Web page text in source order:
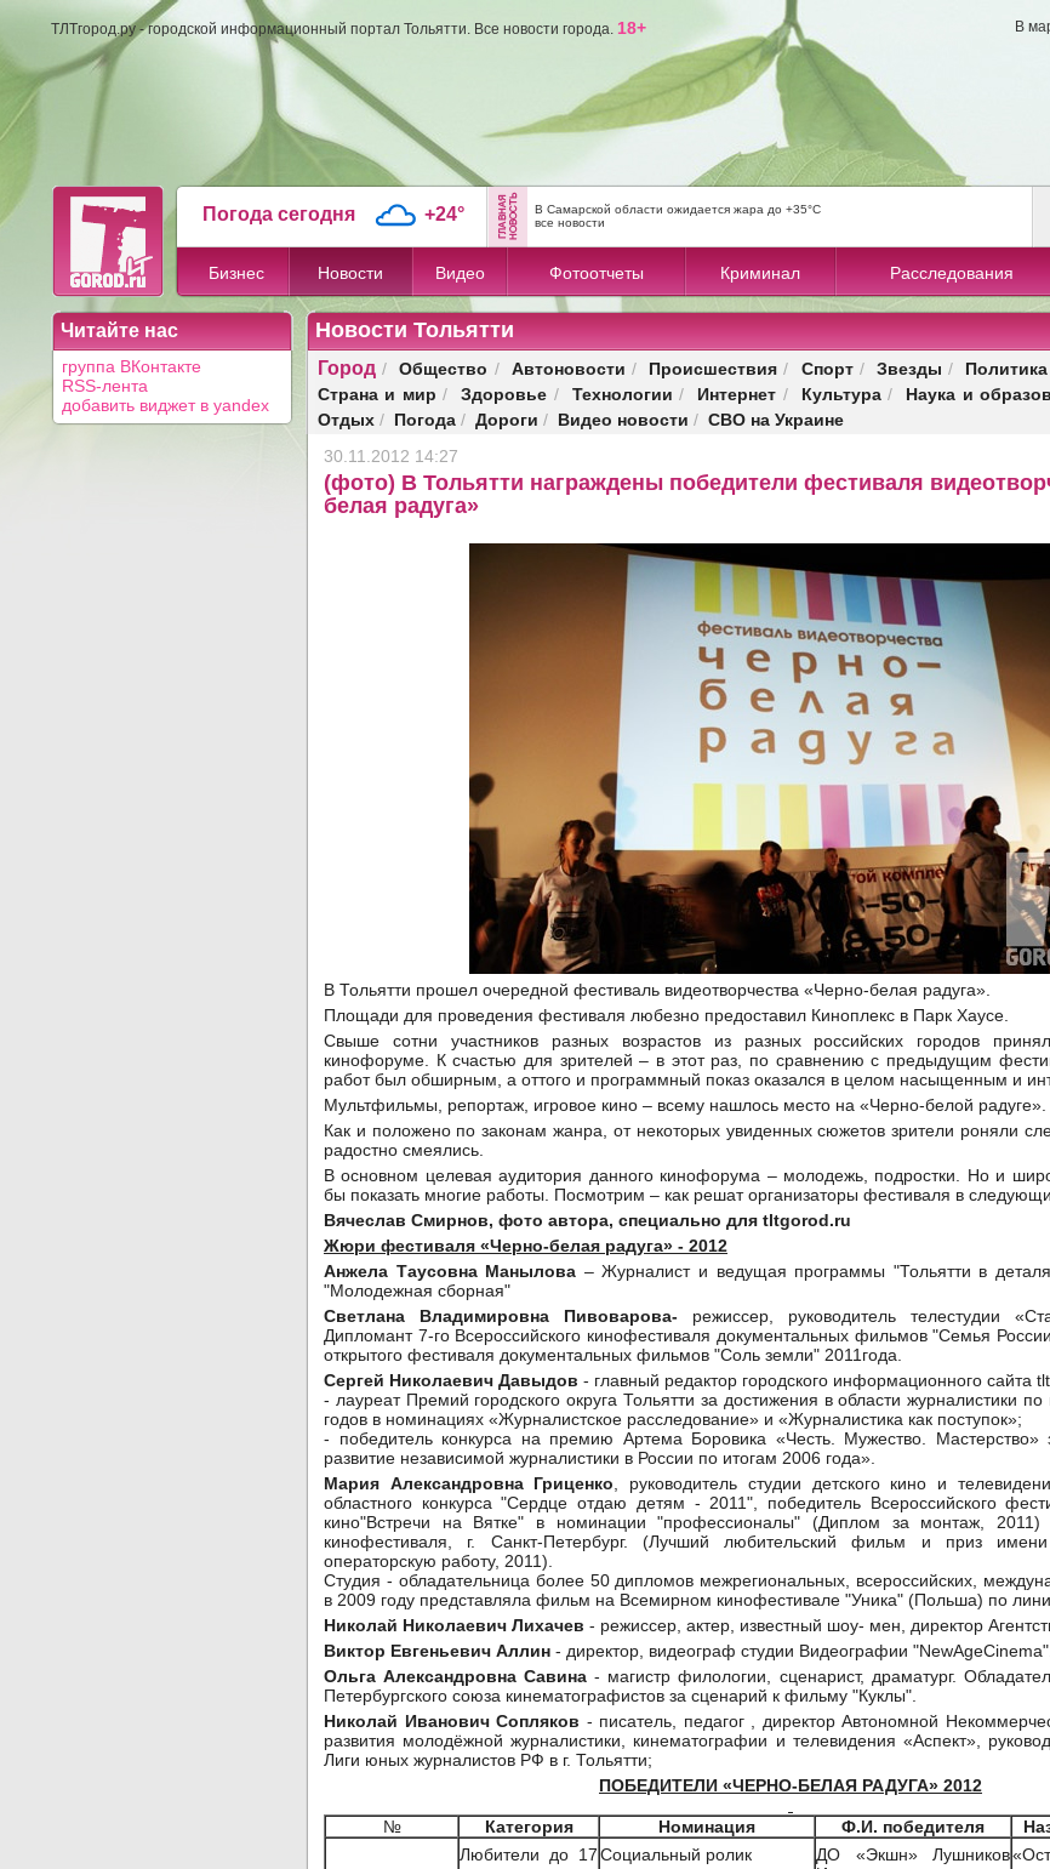
ТЛТгород.ру - городской информационный портал Тольятти. Все новости города. 18+ В
Погода сегодня +24°
В Самарской области ожидается жара до +35°C
все новости
Бизнес Новости Видео Фотоотчеты Криминал Расследования
Читайте нас
группа ВКонтакте
RSS-лента
добавить виджет в yandex
Новости Тольятти
Город / Общество / Автоновости / Происшествия / Спорт/ Звезды / Политика
Страна и мир / Здоровье / Технологии / Интернет / Культура/ Наука и
Отдых / Погода / Дороги / Видео новости / СВО на Украине
30.11.2012 14:27
(фото) В Тольятти награждены победители фестиваля
белая радуга»
В Тольятти прошел очередной фестиваль видеотворчества «Черно-белая радуга».
Площади для проведения фестиваля любезно предоставил Киноплекс в Парк Хаусе.
Свыше сотни участников разных возрастов из разных российских городов
кинофоруме. К счастью для зрителей – в этот раз, по сравнению с предыдущим
работ был обширным, а оттого и программный показ оказался в целом насыщенным и
Мультфильмы, репортаж, игровое кино – всему нашлось место на «Черно-белой радуге».
Как и положено по законам жанра, от некоторых увиденных сюжетов зрители роняли
радостно смеялись.
В основном целевая аудитория данного кинофорума – молодежь, подростки. Но и
бы показать многие работы. Посмотрим – как решат организаторы фестиваля в
Вячеслав Смирнов, фото автора, специально для tltgorod.ru
Жюри фестиваля «Черно-белая радуга» - 2012
Анжела Таусовна Манылова – Журналист и ведущая программы "Тольятти в
"Молодежная сборная"
Светлана Владимировна Пивоварова- режиссер, руководитель телестудии
Дипломант 7-го Всероссийского кинофестиваля документальных фильмов "Семья
открытого фестиваля документальных фильмов "Соль земли" 2011года.
Сергей Николаевич Давыдов - главный редактор городского информационного сайта
- лауреат Премий городского округа Тольятти за достижения в области журналистики
годов в номинациях «Журналистское расследование» и «Журналистика как поступок»;
- победитель конкурса на премию Артема Боровика «Честь. Мужество. Мастерство»
развитие независимой журналистики в России по итогам 2006 года».
Мария Александровна Гриценко , руководитель студии детского кино и
областного конкурса "Сердце отдаю детям - 2011", победитель Всероссийского
кино"Встречи на Вятке" в номинации "профессионалы" (Диплом за монтаж, 2011)
кинофестиваля, г. Санкт-Петербург. (Лучший любительский фильм и приз
операторскую работу, 2011).
Студия - обладательница более 50 дипломов межрегиональных, всероссийских,
в 2009 году представляла фильм на Всемирном кинофестивале "Уника" (Польша) по
Николай Николаевич Лихачев - режиссер, актер, известный шоу- мен, директор
Виктор Евгеньевич Аллин - директор, видеограф студии Видеографии "NewAgeCinema".
Ольга Александровна Савина - магистр филологии, сценарист, драматург.
Петербургского союза кинематографистов за сценарий к фильму "Куклы".
Николай Иванович Сопляков - писатель, педагог , директор Автономной
развития молодёжной журналистики, кинематографии и телевидения «Аспект»,
Лиги юных журналистов РФ в г. Тольятти;
ПОБЕДИТЕЛИ «ЧЕРНО-БЕЛАЯ РАДУГА» 2012
№ Категория Номинация Ф.И. победителя
Любители до 17Социальный ролик
ДО «Экшн» Лушников